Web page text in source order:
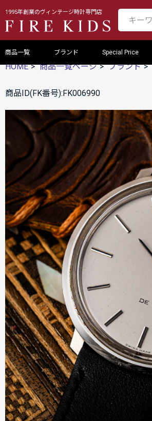
1995年創業のヴィンテージ時計専門店
商品一覧 ブランド Special Price
HOME 商品一覧ページ ブランド
商品ID(FK番号):FK006990